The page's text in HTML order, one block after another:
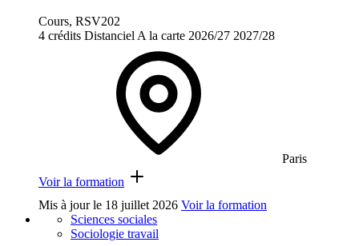
Cours, RSV202
4 crédits Distanciel A la carte 2026/27 2027/28
Paris
Voir la formation
Mis à jour le 18 juillet 2026 Voir la formation
Sciences sociales
Sociologie travail